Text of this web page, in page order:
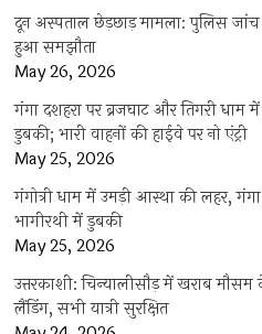
दून अस्पताल छेड़छाड़ मामला: पुलिस
हुआ समझौता
May 26, 2026
गंगा दशहरा पर ब्रजघाट और तिगरी धाम
डुबकी; भारी वाहनों की हाईवे पर नो एंट्री
May 25, 2026
गंगोत्री धाम में उमड़ी आस्था की लहर,
भागीरथी में डुबकी
May 25, 2026
उत्तरकाशी: चिन्यालीसौड़ में खराब
लैंडिंग, सभी यात्री सुरक्षित